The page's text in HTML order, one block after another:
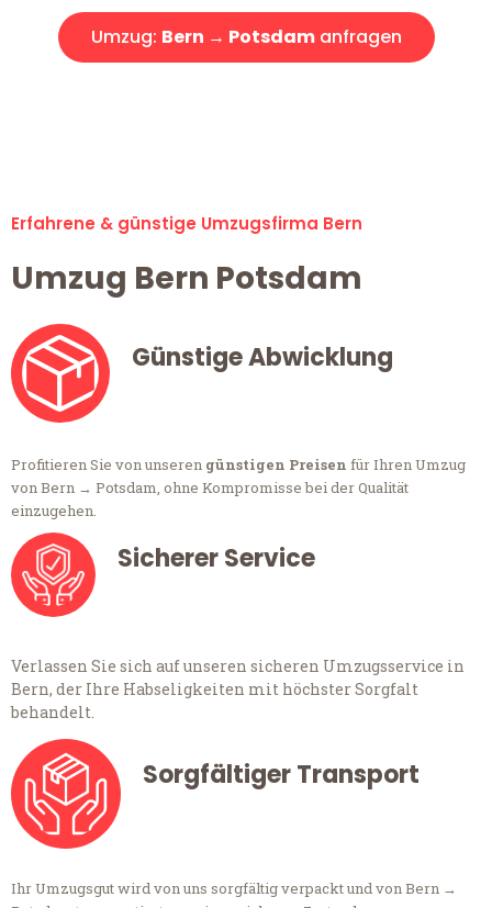
Umzug: Bern → Potsdamanfragen
Erfahrene & günstige Umzugsfirma Bern
Umzug Bern Potsdam
Günstige Abwicklung
Profitieren Sie von unseren günstigen Preisen für Ihren Umzug
von Bern → Potsdam, ohne Kompromisse bei der Qualität
einzugehen.
Sicherer Service
Verlassen Sie sich auf unseren sicheren Umzugsservice in
Bern, der Ihre Habseligkeiten mit höchster Sorgfalt
behandelt.
Sorgfältiger Transport
Ihr Umzugsgut wird von uns sorgfältig verpackt und von Bern →